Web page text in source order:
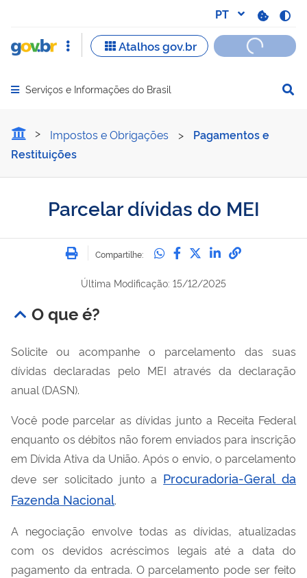
Abrir menu principal de navegação
Serviços e Informações do Brasil
Parcelar dívidas do MEI
Impostos e Obrigações >
Pagamentos e
Restituições
Parcelar dívidas do MEI
Imprimir
Compartilhe: Compartilhe no
Compartilhe no
Compartilhe no
Compartilhe
Última Modificação: 15/12/2025
O que é?
Solicite ou acompanhe o parcelamento das suas
dívidas declaradas pelo MEI através da declaração
anual (DASN).
Você pode parcelar as dívidas junto a Receita Federal
enquanto os débitos não forem enviados para inscrição
em Dívida Ativa da União. Após o envio, o parcelamento
deve ser solicitado junto a Procuradoria-Geral da
Fazenda Nacional.
A negociação envolve todas as dívidas, atualizadas
com os devidos acréscimos legais até a data do
pagamento da entrada. O parcelamento pode ser feito